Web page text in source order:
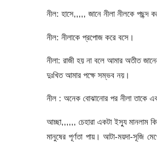
নীল: হাসে,,,,, জানে নীলা নীলকে পছন্দ
নীল: নীলাকে প্রপোজ করে বসে।
নীলা: রাজী হয় না বলে আমার অতীত
দুঃখিত আমার পক্ষে সম্ভব নয়।
নীল : অনেক বোঝানোর পর নীলা তাকে
আচ্ছা,,,,,, চেহারা একটা ইস্যু মানলাম
মানুষের পূর্ণতা পায়। আটা-ময়দা-সূজি